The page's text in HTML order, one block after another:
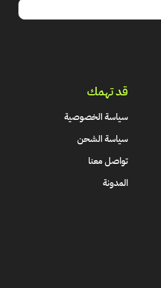
قد تهمك
سياسة الخصوصية
سياسة الشحن
تواصل معنا
المدونة